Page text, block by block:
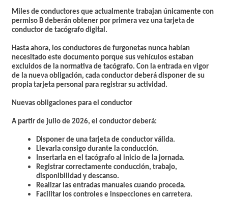
Miles de conductores que actualmente trabajan únicamente con
permiso B deberán obtener por primera vez una tarjeta de
conductor de tacógrafo digital.
Hasta ahora, los conductores de furgonetas nunca habían
necesitado este documento porque sus vehículos estaban
excluidos de la normativa de tacógrafo. Con la entrada en vigor
de la nueva obligación, cada conductor deberá disponer de su
propia tarjeta personal para registrar su actividad.
Nuevas obligaciones para el conductor
A partir de julio de 2026, el conductor deberá:
Disponer de una tarjeta de conductor válida.
Llevarla consigo durante la conducción.
Insertarla en el tacógrafo al inicio de la jornada.
Registrar correctamente conducción, trabajo,
disponibilidad y descanso.
Realizar las entradas manuales cuando proceda.
Facilitar los controles e inspecciones en carretera.